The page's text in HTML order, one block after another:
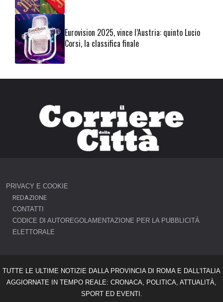
Eurovision 2025, vince l’Austria: quinto Lucio
Corsi, la classifica finale
PRIVACY E COOKIE
REDAZIONE
CONTATTI
CODICE DI AUTOREGOLAMENTAZIONE PER LA PUBBLICITÀ
ELETTORALE
TUTTE LE ULTIME NOTIZIE DALLA PROVINCIA DI ROMA E DALL'ITALIA
AGGIORNATE IN TEMPO REALE: CRONACA, POLITICA, ATTUALITÀ,
SPORT ED EVENTI.